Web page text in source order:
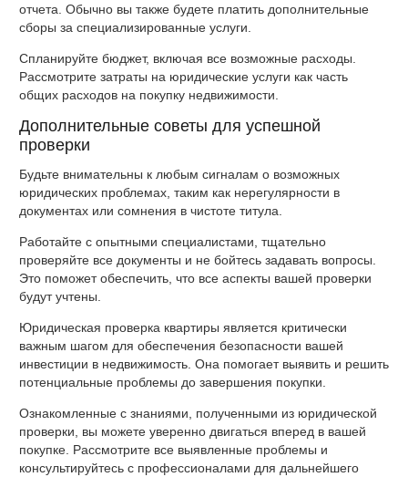
отчета. Обычно вы также будете платить дополнительные
сборы за специализированные услуги.
Спланируйте бюджет, включая все возможные расходы.
Рассмотрите затраты на юридические услуги как часть
общих расходов на покупку недвижимости.
Дополнительные советы для успешной
проверки
Будьте внимательны к любым сигналам о возможных
юридических проблемах, таким как нерегулярности в
документах или сомнения в чистоте титула.
Работайте с опытными специалистами, тщательно
проверяйте все документы и не бойтесь задавать вопросы.
Это поможет обеспечить, что все аспекты вашей проверки
будут учтены.
Юридическая проверка квартиры является критически
важным шагом для обеспечения безопасности вашей
инвестиции в недвижимость. Она помогает выявить и решить
потенциальные проблемы до завершения покупки.
Ознакомленные с знаниями, полученными из юридической
проверки, вы можете уверенно двигаться вперед в вашей
покупке. Рассмотрите все выявленные проблемы и
консультируйтесь с профессионалами для дальнейшего